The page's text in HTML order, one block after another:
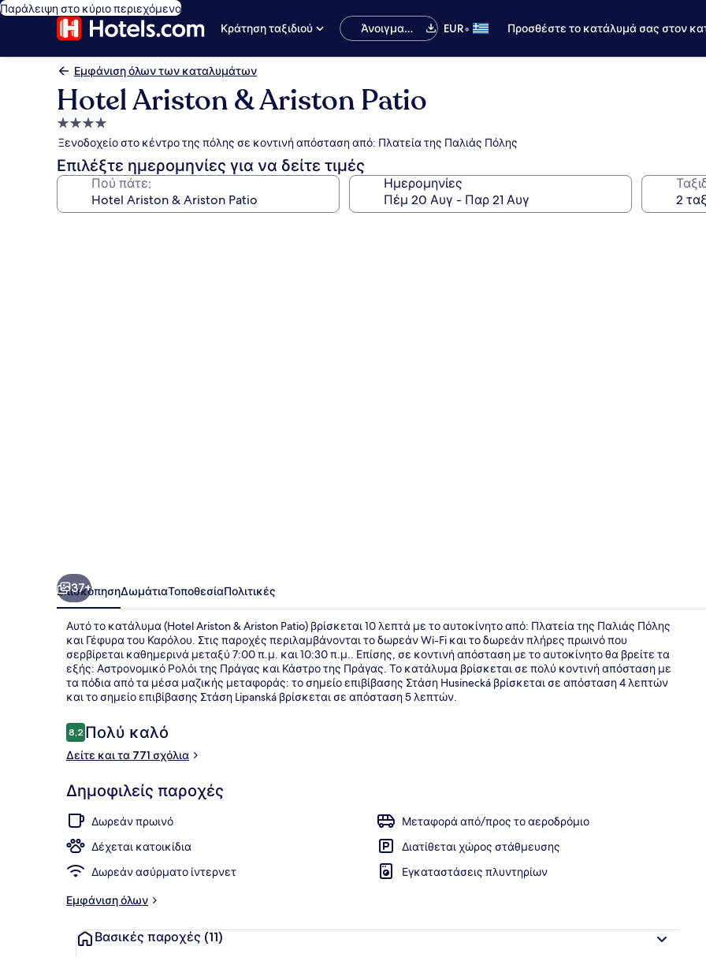
Παράλειψη στο κύριο περιεχόμενο
Κράτηση ταξιδιού
Άνοιγμα
εφαρμογής
EUR• Προσθέστε το κατάλυμά σας στον
Εμφάνιση όλων των καταλυμάτων
Hotel Ariston & Ariston Patio
Κατάλυμα
με
4.0
αστέρια
Ξενοδοχείο στο κέντρο της πόλης σε κοντινή απόσταση από: Πλατεία της Παλιάς Πόλης
Επιλέξτε ημερομηνίες για να δείτε τιμές
Πού πάτε; Ημερομηνίες
Φαγητό και
37+
ΕπισκόπησηΔωμάτιαΤοποθεσίαΠολιτικές
Αυτό το κατάλυμα (Hotel Ariston & Ariston Patio) βρίσκεται 10 λεπτά με το αυτοκίνητο από: Πλατεία της Παλιάς Πόλης
και Γέφυρα του Καρόλου. Στις παροχές περιλαμβάνονται το δωρεάν Wi-Fi και το δωρεάν πλήρες πρωινό που
σερβίρεται καθημερινά μεταξύ 7:00 π.μ. και 10:30 π.μ.. Επίσης, σε κοντινή απόσταση με το αυτοκίνητο θα βρείτε τα
εξής: Αστρονομικό Ρολόι της Πράγας και Κάστρο της Πράγας. Το κατάλυμα βρίσκεται σε πολύ κοντινή απόσταση με
τα πόδια από τα μέσα μαζικής μεταφοράς: το σημείο επιβίβασης Στάση Husinecká βρίσκεται σε απόσταση 4 λεπτών
και το σημείο επιβίβασης Στάση Lipanská βρίσκεται σε απόσταση 5 λεπτών.
Σχόλια
8,28,2 στα 10
Πολύ καλό
Δείτε και τα 771 σχόλια
Δημοφιλείς παροχές
Δωρεάν πρωινό
Μεταφορά από/προς το αεροδρόμιο
Δέχεται κατοικίδια
Διατίθεται χώρος στάθμευσης
Δωρεάν ασύρματο ίντερνετ
Εγκαταστάσεις πλυντηρίων
Εμφάνιση όλων
Βασικές παροχές (11)